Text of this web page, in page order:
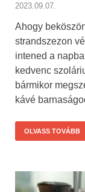
2023.09.07.
Ahogy
strandszezon
intened a
kedvenc
bármikor
kávé
OLVASS TOVÁBB